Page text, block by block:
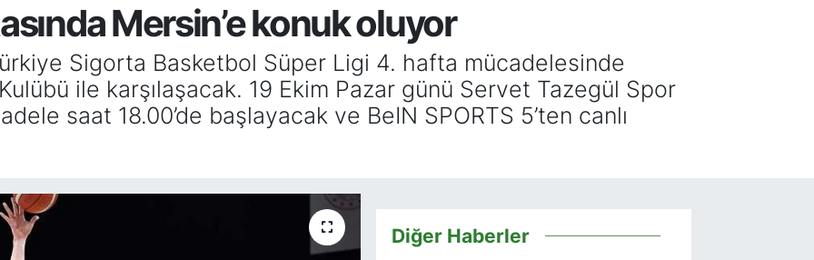
BİST100
13.703
%11
BITCOIN
3.068.845,18 %0.66
Mersin’e konuk oluyor
Sigorta Basketbol Süper Ligi 4. hafta mücadelesinde
ile karşılaşacak. 19 Ekim Pazar günü Servet Tazegül Spor
saat 18.00’de başlayacak ve BeIN SPORTS 5’ten canlı
Diğer Haberler